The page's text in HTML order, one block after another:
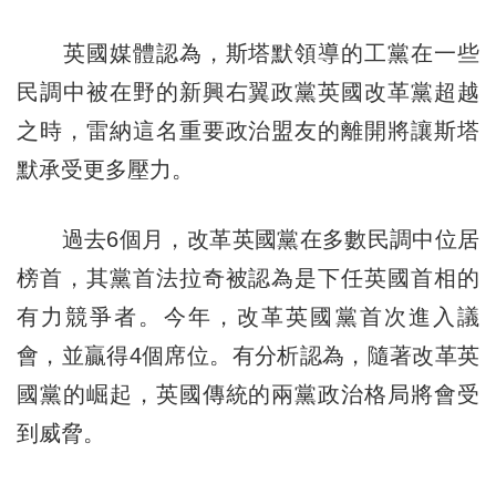
英國媒體認為，斯塔默領導的工黨在一些
民調中被在野的新興右翼政黨英國改革黨超越
之時，雷納這名重要政治盟友的離開將讓斯塔
默承受更多壓力。
過去6個月，改革英國黨在多數民調中位居
榜首，其黨首法拉奇被認為是下任英國首相的
有力競爭者。今年，改革英國黨首次進入議
會，並贏得4個席位。有分析認為，隨著改革英
國黨的崛起，英國傳統的兩黨政治格局將會受
到威脅。